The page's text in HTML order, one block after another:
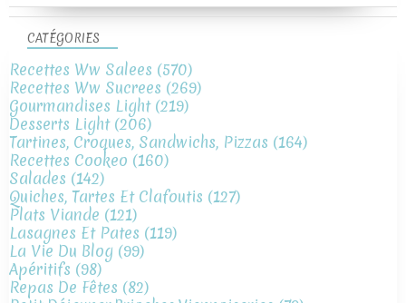
CATÉGORIES
Recettes Ww Salees (570)
Recettes Ww Sucrees (269)
Gourmandises Light(219)
Desserts Light(206)
Tartines, Croques, Sandwichs, Pizzas (164)
Recettes Cookeo (160)
Salades (142)
Quiches, Tartes Et Clafoutis (127)
Plats Viande (121)
Lasagnes Et Pates (119)
La Vie Du Blog (99)
Apéritifs (98)
Repas De Fêtes (82)